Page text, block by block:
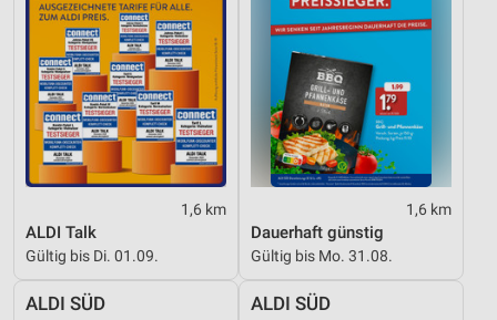
1,6 km
ALDI Talk
Gültig bis Di. 01.09.
1,6 km
Dauerhaft günstig
Gültig bis Mo. 31.08.
ALDI SÜD ALDI SÜD
IAB-Besonderheiten:
Verwendung genauer Standortdaten
Geräte anhand von aktiv angeforderten
Informationen identifizieren
Nicht-IAB-Verarbeitungszwecke:
Performance
Funktional